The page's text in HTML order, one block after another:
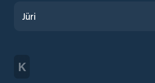
Jüri
K